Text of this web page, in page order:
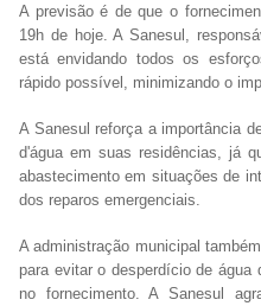
A previsão é de que o
19h de hoje. A Sanesul,
está envidando todos os
rápido possível, minimizando o
A Sanesul reforça a importância
d'água em suas residências, já
abastecimento em situações de
dos reparos emergenciais.
A administração municipal
para evitar o desperdício de água
no fornecimento. A Sanesul